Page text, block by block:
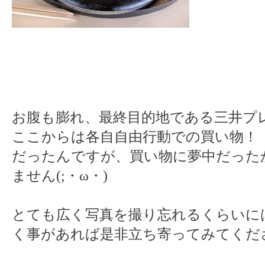
お腹も膨れ、最終目的地である三井
ここからは各自自由行動での買い物！
だったんですが、買い物に夢中だっ
ません(;・ω・)
とても広く写真を撮り忘れるくらい
く事があれば是非立ち寄ってみてくだ